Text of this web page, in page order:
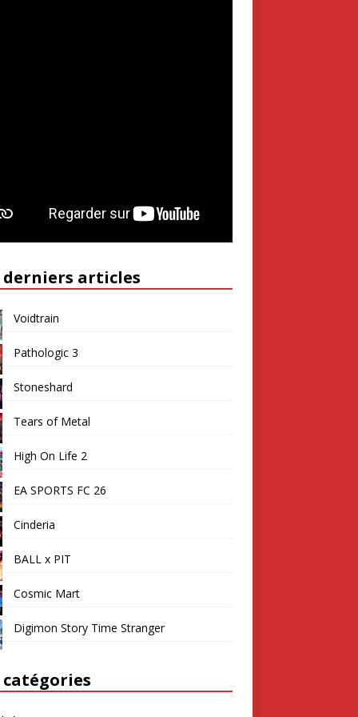
derniers articles
Voidtrain
Pathologic 3
Stoneshard
Tears of Metal
High On Life 2
EA SPORTS FC 26
Cinderia
BALL x PIT
Cosmic Mart
Digimon Story Time Stranger
catégories